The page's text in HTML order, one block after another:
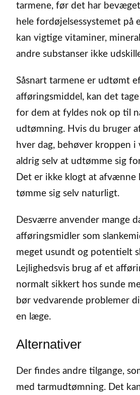
tarmene, før det har
hele fordøjelsessystemet på
kan vigtige vitaminer,
andre substanser ikke
Såsnart tarmene er udtømt
afføringsmiddel, kan det
for dem at fyldes nok op til
udtømning. Hvis du bruger
hver dag, behøver kroppen i
aldrig selv at udtømme sig
Det er ikke klogt at afvænne
tømme sig selv naturligt.
Desværre anvender mange
afføringsmidler som
meget usundt og potentielt
Lejlighedsvis brug af et
normalt sikkert hos sunde
bør vedvarende problemer
en læge.
Alternativer
Der findes andre tilgange,
med tarmudtømning. Det